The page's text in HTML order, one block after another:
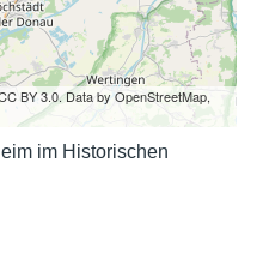
BY 3.0. Data by OpenStreetMap,
im Historischen